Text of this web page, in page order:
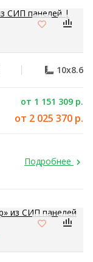
10x8.6
от 1 151 309 р.
от 2 025 370 р.
Подробнее